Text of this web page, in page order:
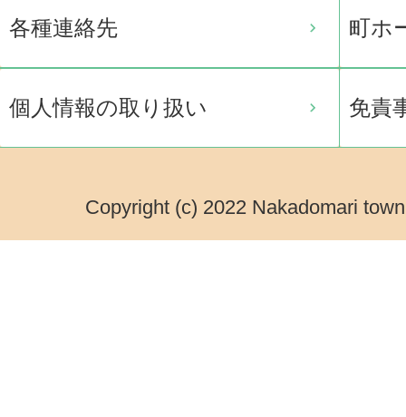
各種連絡先 町ホ
個人情報の取り扱い 免責
Copyright (c) 2022 Nakadomari